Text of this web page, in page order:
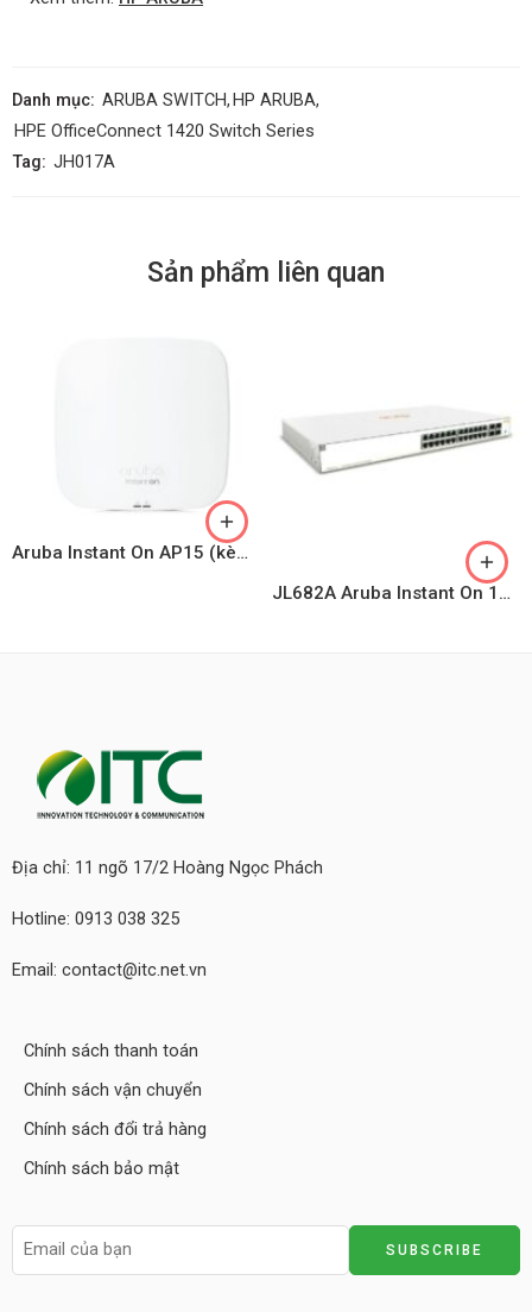
Danh mục: ARUBA SWITCH, HP ARUBA,
HPE OfficeConnect 1420 Switch Series
Tag: JH017A
Sản phẩm liên quan
Aruba Instant On AP15 (kèm adapter)
JL682A Aruba Instant On 1930 24G 4SFP/SFP+ Switch
Địa chỉ: 11 ngõ 17/2 Hoàng Ngọc Phách
Hotline: 0913 038 325
Email: contact@itc.net.vn
Chính sách thanh toán
Chính sách vận chuyển
Chính sách đổi trả hàng
Chính sách bảo mật